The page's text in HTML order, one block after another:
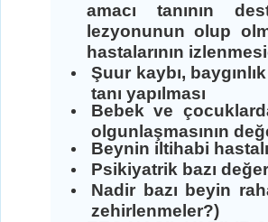
amacı tanının
lezyonunun olup
hastalarının
Şuur kaybı,
tanı yapılması
Bebek ve
olgunlaşmasının
Beynin iltihabi
Psikiyatrik bazı
Nadir bazı beyin
zehirlenmeler?)